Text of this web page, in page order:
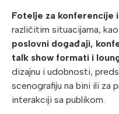
Fotelje za konferencije
različitim situacijama,
poslovni događaji,
talk show formati i
dizajnu i udobnosti,
scenografiju na bini ili za
interakciji sa publikom.